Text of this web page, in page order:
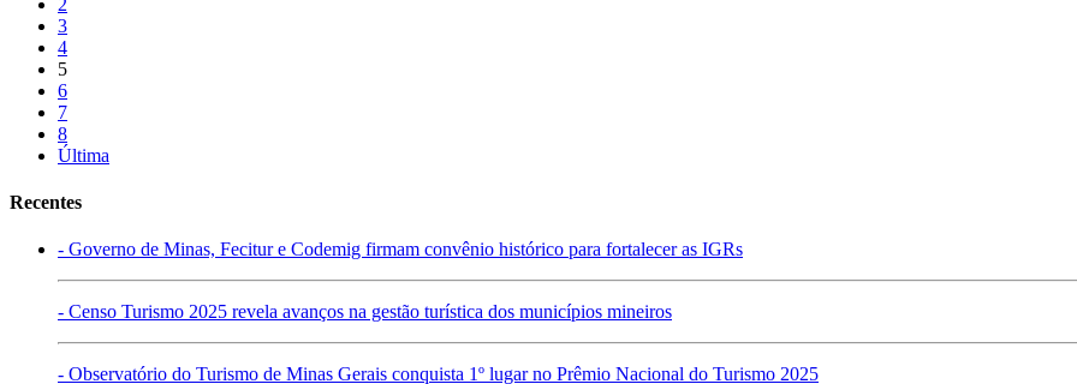
2
3
4
5
6
7
8
Última
Recentes
- Governo de Minas, Fecitur e Codemig firmam convênio histórico para fortalecer as IGRs
- Censo Turismo 2025 revela avanços na gestão turística dos municípios mineiros
- Observatório do Turismo de Minas Gerais conquista 1º lugar no Prêmio Nacional do Turismo 2025